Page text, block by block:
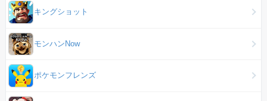
キングショット
モンハンNow
ポケモンフレンズ